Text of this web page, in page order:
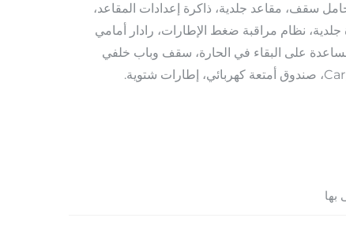
أصلي، عجلات مقاس ١٧ بوصة، حامل سقف، مقاعد جلدية، ذاكرة إعدادات المقاعد،
نظام مراقبة ضغط الإطارات، رادار أمامي
على البقاء في الحارة، سقف وباب خلفي
بها